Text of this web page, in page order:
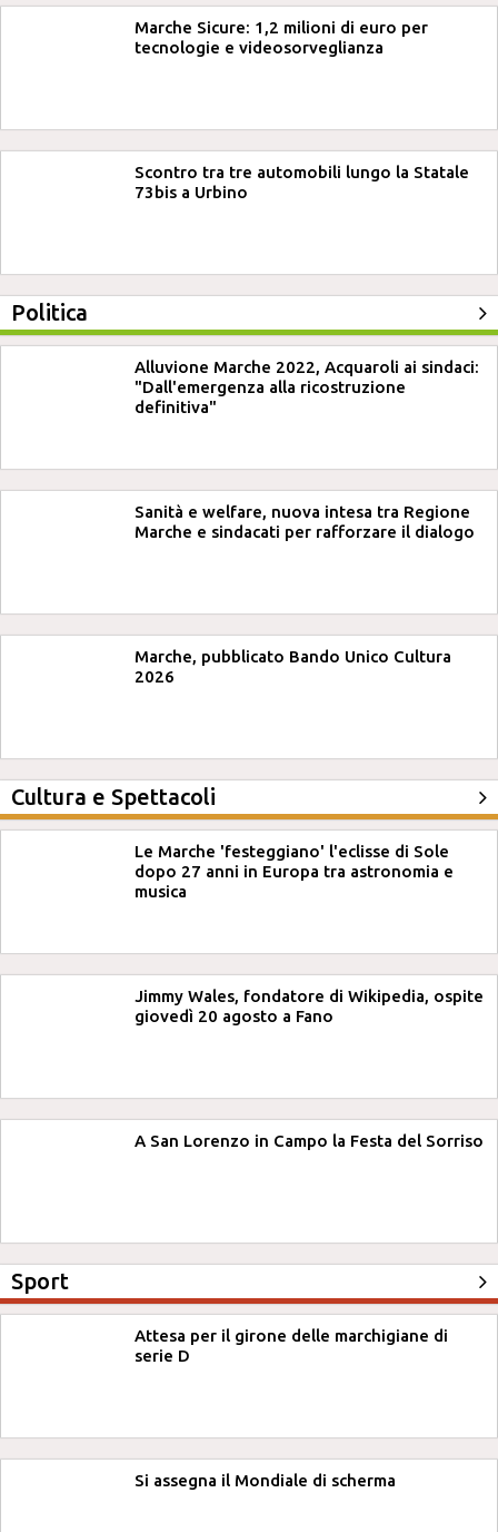
Marche Sicure: 1,2 milioni di euro per
tecnologie e videosorveglianza
Scontro tra tre automobili lungo la Statale
73bis a Urbino
Politica
Alluvione Marche 2022, Acquaroli ai sindaci:
"Dall'emergenza alla ricostruzione
definitiva"
Sanità e welfare, nuova intesa tra Regione
Marche e sindacati per rafforzare il dialogo
Marche, pubblicato Bando Unico Cultura
2026
Cultura e Spettacoli
Le Marche 'festeggiano' l'eclisse di Sole
dopo 27 anni in Europa tra astronomia e
musica
Jimmy Wales, fondatore di Wikipedia, ospite
giovedì 20 agosto a Fano
A San Lorenzo in Campo la Festa del Sorriso
Sport
Attesa per il girone delle marchigiane di
serie D
Si assegna il Mondiale di scherma